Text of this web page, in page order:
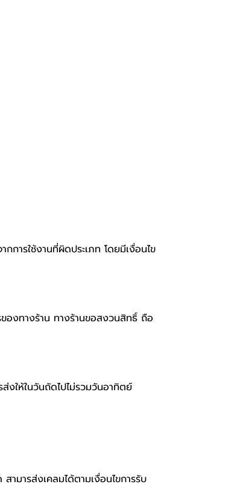
การใช้งานที่ผิดประเภท โดยมีเงื่อนไข
องทางร้าน ทางร้านขอสงวนสิทธิ์ ถือ
ให้ในวันถัดไปไม่รวมวันอาทิตย์
มารส่งเคลมได้ตามเงื่อนไขการรับ